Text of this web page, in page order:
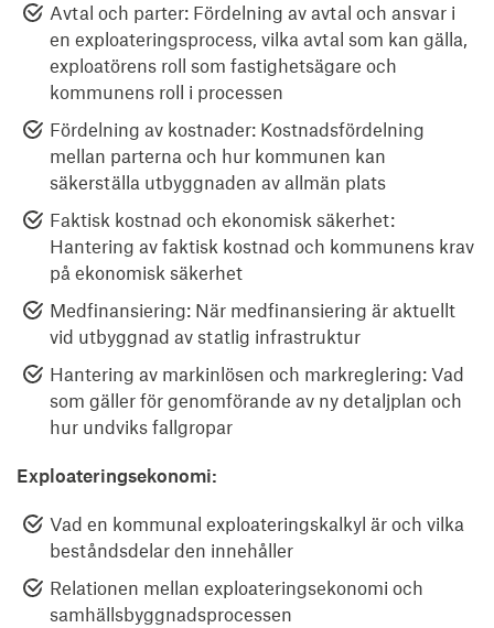
Avtal och parter: Fördelning av avtal och ansvar i
en exploateringsprocess, vilka avtal som kan gälla,
exploatörens roll som fastighetsägare och
kommunens roll i processen
Fördelning av kostnader: Kostnadsfördelning
mellan parterna och hur kommunen kan
säkerställa utbyggnaden av allmän plats
Faktisk kostnad och ekonomisk säkerhet:
Hantering av faktisk kostnad och kommunens krav
på ekonomisk säkerhet
Medfinansiering: När medfinansiering är aktuellt
vid utbyggnad av statlig infrastruktur
Hantering av markinlösen och markreglering: Vad
som gäller för genomförande av ny detaljplan och
hur undviks fallgropar
Exploateringsekonomi:
Vad en kommunal exploateringskalkyl är och vilka
beståndsdelar den innehåller
Relationen mellan exploateringsekonomi och
samhällsbyggnadsprocessen